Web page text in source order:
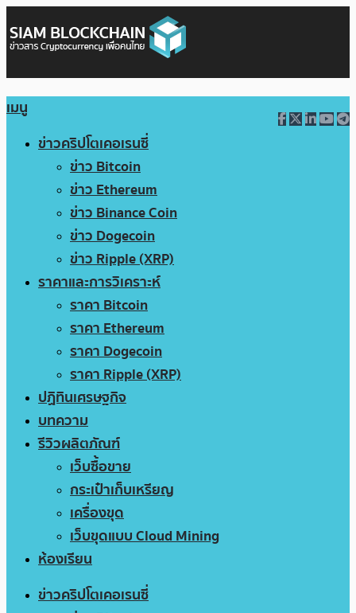
เมนู
ข่าวคริปโตเคอเรนซี่
ข่าว Bitcoin
ข่าว Ethereum
ข่าว Binance Coin
ข่าว Dogecoin
ข่าว Ripple (XRP)
ราคาและการวิเคราะห์
ราคา Bitcoin
ราคา Ethereum
ราคา Dogecoin
ราคา Ripple (XRP)
ปฏิทินเศรษฐกิจ
บทความ
รีวิวผลิตภัณฑ์
เว็บซื้อขาย
กระเป๋าเก็บเหรียญ
เครื่องขุด
เว็บขุดแบบ Cloud Mining
ห้องเรียน
ข่าวคริปโตเคอเรนซี่